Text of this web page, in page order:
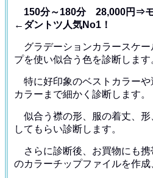
150分～180分 28,000円⇒モ
←ダントツ人気No1！
グラデーションカラースケ
プを使い似合う色を診断します
特に好印象のベストカラーや
カラー まで細かく診断します。
似合う襟の形、服の着丈、
してもらい診断します。
さらに診断後、お買物にも携
のカラーチップファイルを作成